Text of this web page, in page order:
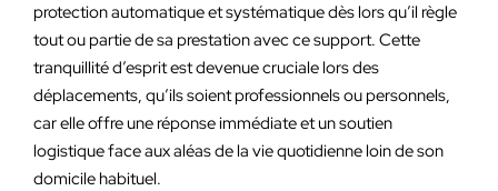
protection automatique et systématique dès lors qu’il règle
tout ou partie de sa prestation avec ce support. Cette
tranquillité d’esprit est devenue cruciale lors des
déplacements, qu’ils soient professionnels ou personnels,
car elle offre une réponse immédiate et un soutien
logistique face aux aléas de la vie quotidienne loin de son
domicile habituel.